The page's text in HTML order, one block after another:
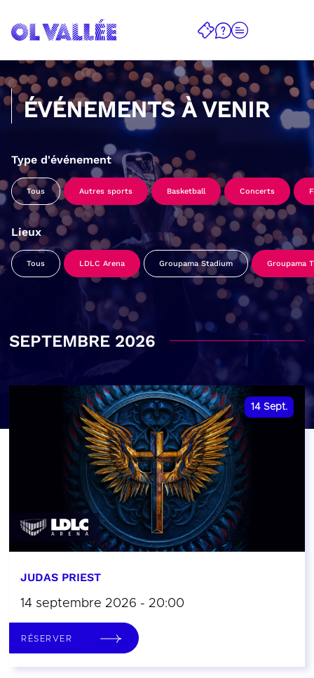
ÉVÉNEMENTS À VENIR
Type d'événement
Tous Autres sports Basketball Concerts
Lieux
Tous LDLC Arena Groupama Stadium Groupama
SEPTEMBRE 2026
14 Sept.
JUDAS PRIEST
14 septembre 2026 - 20:00
RÉSERVER